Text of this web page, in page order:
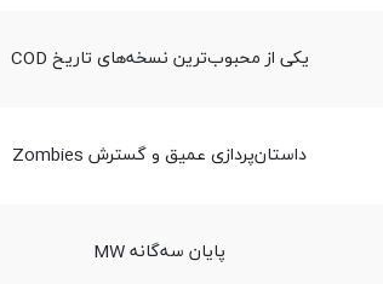
یکی از محبوب‌ترین نسخه‌های تاریخ COD
داستان‌پردازی عمیق و گسترش Zombies
پایان سه‌گانه MW